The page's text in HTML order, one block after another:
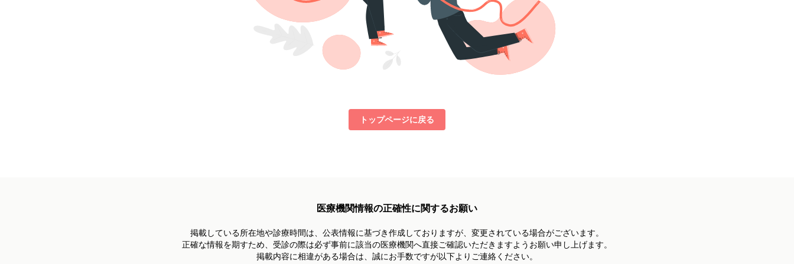
トップページに戻る
医療機関情報の正確性に関するお願い
掲載している所在地や診療時間は、 公表情報に基づき作成しておりますが、 変更されている場合がございます。
正確な情報を期すため、受診の際は必ず事前に該当の医療機関へ直接ご確認いただきますよう お願い申し上げます。
掲載内容に相違がある場合は、 誠にお手数ですが以下よりご連絡ください。